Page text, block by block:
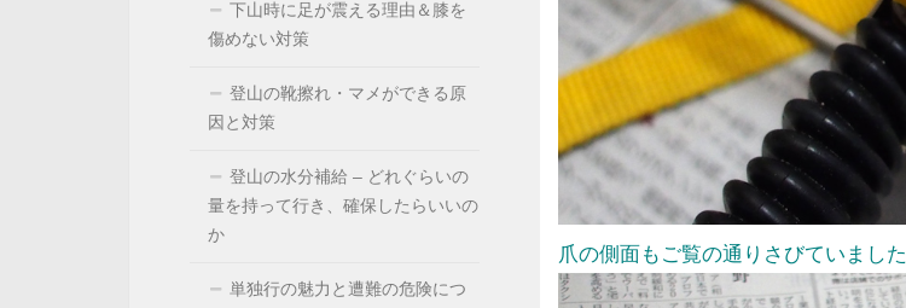
爪の側面もご覧の通りさびていました
下山時に足が震える理由＆膝を
傷めない対策
登山の靴擦れ・マメができる原
因と対策
登山の水分補給 – どれぐらいの
量を持って行き、確保したらいいの
か
単独行の魅力と遭難の危険につ